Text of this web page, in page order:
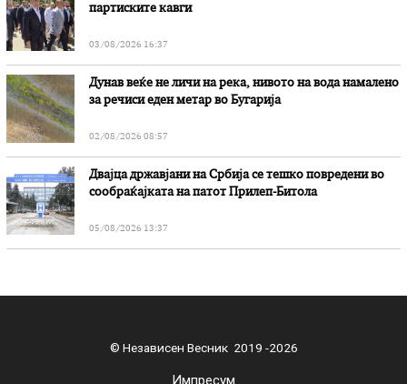
партиските кавги
03/08/2026 16:37
Дунав веќе не личи на река, нивото на вода намалено
за речиси еден метар во Бугарија
02/08/2026 08:57
Двајца државјани на Србија се тешко повредени во
сообраќајката на патот Прилеп-Битола
05/08/2026 13:37
© Независен Весник 2019 -2026
Импресум